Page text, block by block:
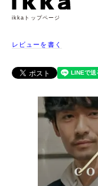
ikkaトップページ
レビューを書く